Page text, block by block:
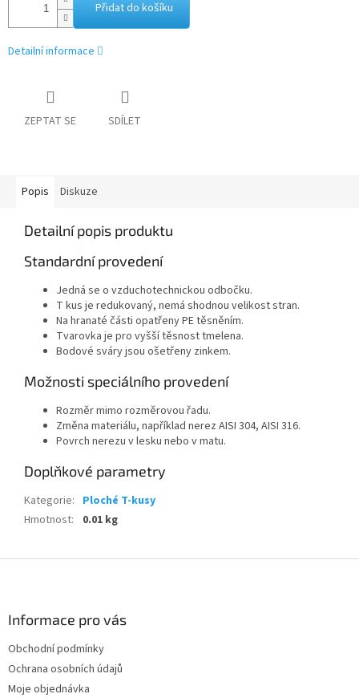
Přidat do košíku
Detailní informace
ZEPTAT SE SDÍLET
Popis Diskuze
Detailní popis produktu
Standardní provedení
Jedná se o vzduchotechnickou odbočku.
T kus je redukovaný, nemá shodnou velikost stran.
Na hranaté části opatřeny PE těsněním.
Tvarovka je pro vyšší těsnost tmelena.
Bodové sváry jsou ošetřeny zinkem.
Možnosti speciálního provedení
Rozměr mimo rozměrovou řadu.
Změna materiálu, například nerez AISI 304, AISI 316.
Povrch nerezu v lesku nebo v matu.
Doplňkové parametry
Kategorie: Ploché T-kusy
Hmotnost: 0.01 kg
Informace pro vás
Obchodní podmínky
Ochrana osobních údajů
Moje objednávka